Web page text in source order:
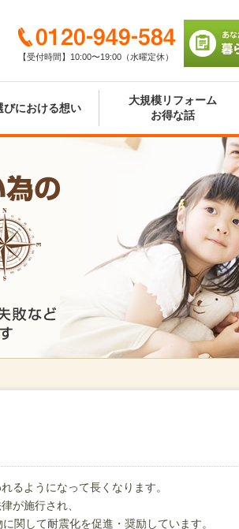
び 暮らし
0120-949-584
【受付時間】10:00〜19:00（水曜定休）
びにおける想い
大規模リフォーム
お得な話
るようになって長くなります。
が施行され、
関して耐震化を促進・奨励しています。